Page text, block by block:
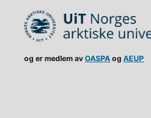
og er medlem av OASPAog AEUP